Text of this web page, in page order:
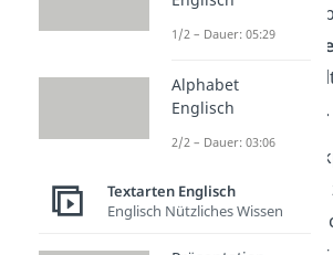
Handy dabei
hätte ihnen
Rucksack
glaubt ihnen nicht.
Auf dem
einmalzwei Autos
Mr. Avery rennt
1/2 – Dauer: 05:29
Alphabet
Englisch
2/2 – Dauer: 03:06
Textarten Englisch
Englisch Nützliches Wissen